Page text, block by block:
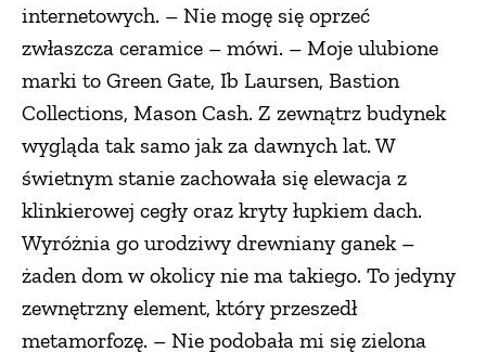
internetowych. – Nie mogę się oprzeć
zwłaszcza ceramice – mówi. – Moje ulubione
marki to Green Gate, Ib Laursen, Bastion
Collections, Mason Cash. Z zewnątrz budynek
wygląda tak samo jak za dawnych lat. W
świetnym stanie zachowała się elewacja z
klinkierowej cegły oraz kryty łupkiem dach.
Wyróżnia go urodziwy drewniany ganek –
żaden dom w okolicy nie ma takiego. To jedyny
zewnętrzny element, który przeszedł
metamorfozę. – Nie podobała mi się zielona